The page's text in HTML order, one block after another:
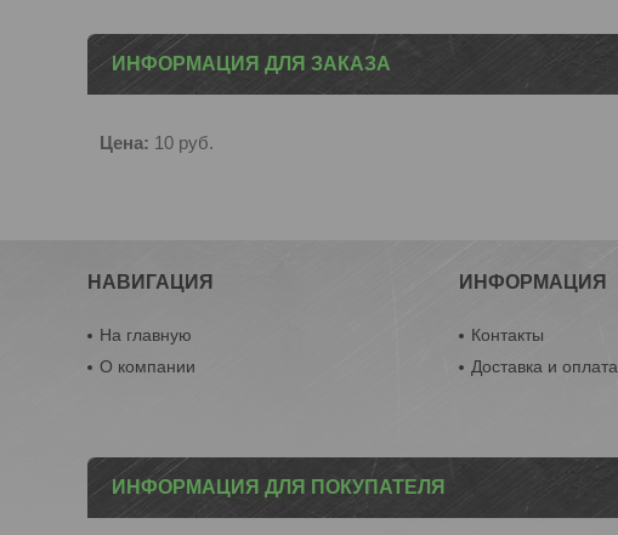
ИНФОРМАЦИЯ ДЛЯ ЗАКАЗА
Цена: 10 руб.
НАВИГАЦИЯ
На главную
О компании
ИНФОРМАЦИЯ
Контакты
Доставка и оплата
ИНФОРМАЦИЯ ДЛЯ ПОКУПАТЕЛЯ